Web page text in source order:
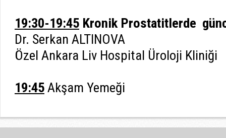
19:30-19:45 Kronik Prostatitlerde
Dr. Serkan ALTINOVA
Özel Ankara Liv Hospital Üroloji Kliniği
19:45Akşam Yemeği